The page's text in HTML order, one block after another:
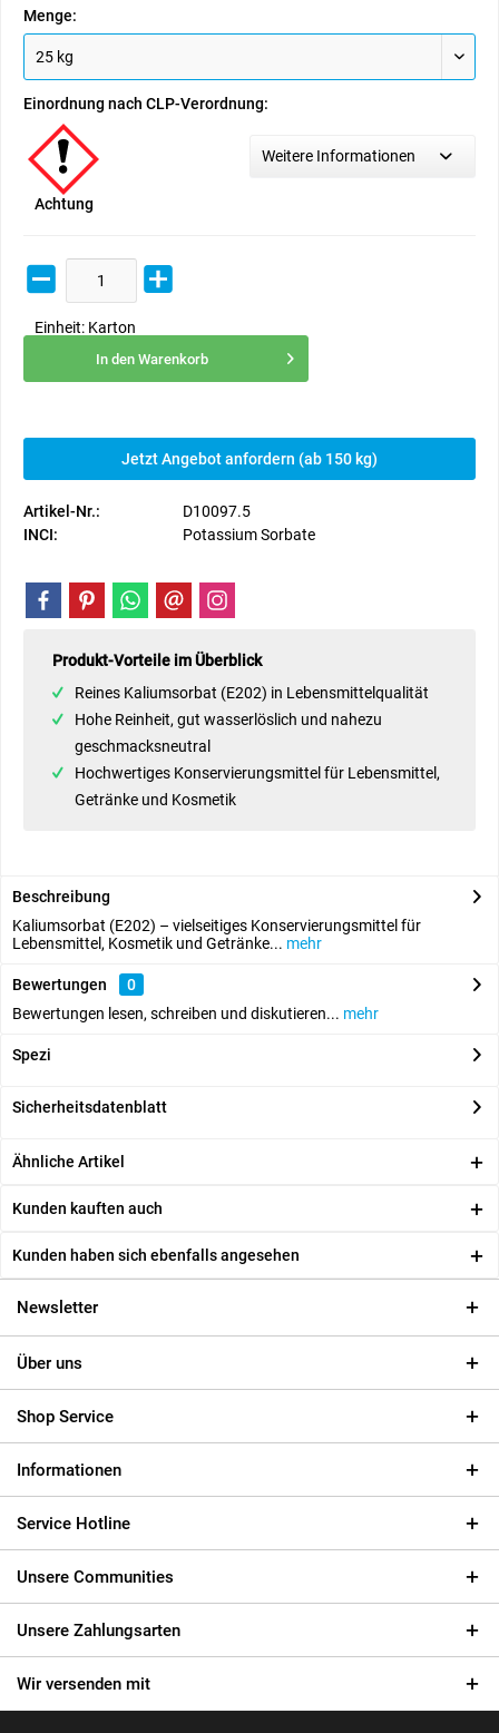
Menge:
Einordnung nach CLP-Verordnung:
Achtung
Weitere Informationen
Einheit: Karton
In den Warenkorb
Jetzt Angebot anfordern (ab 150 kg)
Artikel-Nr.:
D10097.5
INCI:
Potassium Sorbate
Produkt-Vorteile im Überblick
Reines Kaliumsorbat (E202) in Lebensmittelqualität
Hohe Reinheit, gut wasserlöslich und nahezu
geschmacksneutral
Hochwertiges Konservierungsmittel für Lebensmittel,
Getränke und Kosmetik
Beschreibung
Kaliumsorbat (E202) – vielseitiges Konservierungsmittel für
Lebensmittel, Kosmetik und Getränke... mehr
Bewertungen
0
Bewertungen lesen, schreiben und diskutieren... mehr
Spezi
Sicherheitsdatenblatt
Ähnliche Artikel
Kunden kauften auch
Kunden haben sich ebenfalls angesehen
Newsletter
Über uns
Shop Service
Informationen
Service Hotline
Unsere Communities
Unsere Zahlungsarten
Wir versenden mit